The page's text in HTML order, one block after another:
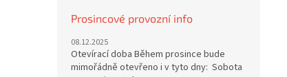
Prosincové provozní info
08.12.2025
Otevírací doba Během prosince bude
mimořádně otevřeno i v tyto dny: Sobota